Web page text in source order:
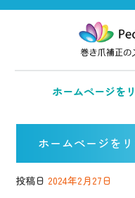
ホームページを
ホームページを
投稿日 2024年2月27日